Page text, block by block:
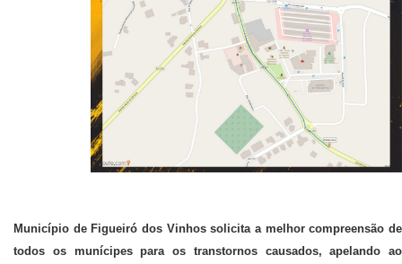
Município de Figueiró dos Vinhos solicita a melhor compreensão de
todos os munícipes para os transtornos causados, apelando ao